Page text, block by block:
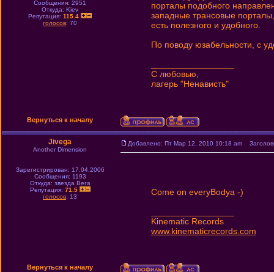
Сообщения: 2951
Откуда: Kiev
Репутация: 115.4
голосов: 70
порталы подобного
западные трансовые
есть полезного и удобного.
По поводу юзабельности, с
С любовью,
лагерь "Ненависть"
Вернуться к началу
Jivega
Another Dimension
Зарегистрирован: 17.04.2006
Сообщения: 1193
Откуда: звезда Вега
Репутация: 71.5
голосов: 13
Добавлено: Пт Мар 12, 2010 10:18 am
Come on everyBodya -)
Kinematic Records
www.kinematicrecords.com
Вернуться к началу